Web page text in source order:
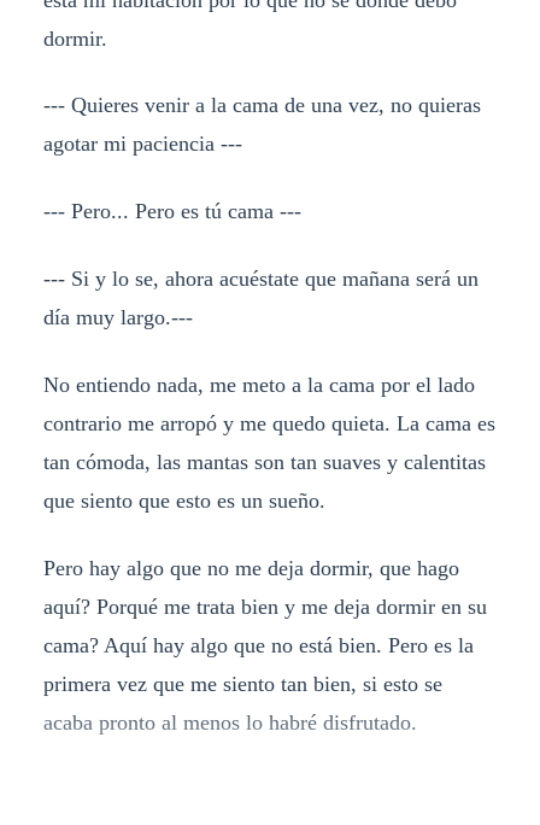
dormir.
--- Quieres venir a la cama de una vez, no quieras
agotar mi paciencia ---
--- Pero... Pero es tú cama ---
--- Si y lo se, ahora acuéstate que mañana será un
día muy largo.---
No entiendo nada, me meto a la cama por el lado
contrario me arropó y me quedo quieta. La cama es
tan cómoda, las mantas son tan suaves y calentitas
que siento que esto es un sueño.
Pero hay algo que no me deja dormir, que hago
aquí? Porqué me trata bien y me deja dormir en su
cama? Aquí hay algo que no está bien. Pero es la
primera vez que me siento tan bien, si esto se
acaba pronto al menos lo habré disfrutado.